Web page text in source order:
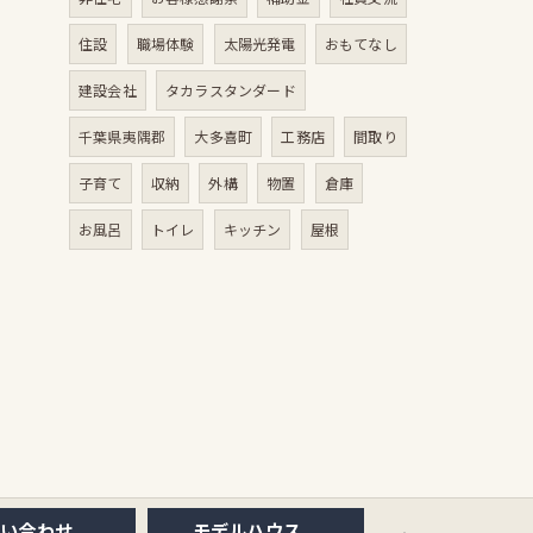
住設 職場体験 太陽光発電 おもてなし
建設会社 タカラスタンダード
千葉県夷隅郡 大多喜町 工務店 間取り
子育て 収納 外構 物置 倉庫
お風呂 トイレ キッチン 屋根